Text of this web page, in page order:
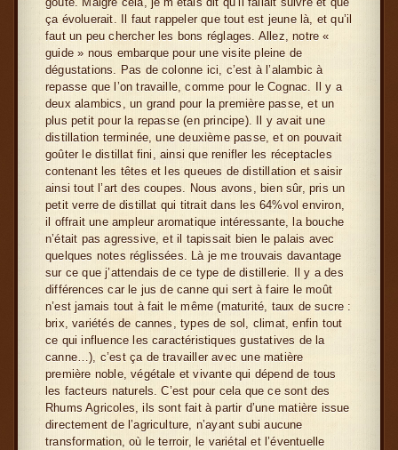
ça évoluerait. Il faut rappeler que tout est jeune là, et qu’il
faut un peu chercher les bons réglages. Allez, notre «
guide » nous embarque pour une visite pleine de
dégustations. Pas de colonne ici, c’est à l’alambic à
repasse que l’on travaille, comme pour le Cognac. Il y a
deux alambics, un grand pour la première passe, et un
plus petit pour la repasse (en principe). Il y avait une
distillation terminée, une deuxième passe, et on pouvait
goûter le distillat fini, ainsi que renifler les réceptacles
contenant les têtes et les queues de distillation et saisir
ainsi tout l’art des coupes. Nous avons, bien sûr, pris un
petit verre de distillat qui titrait dans les 64%vol environ,
il offrait une ampleur aromatique intéressante, la bouche
n’était pas agressive, et il tapissait bien le palais avec
quelques notes réglissées. Là je me trouvais davantage
sur ce que j’attendais de ce type de distillerie. Il y a des
différences car le jus de canne qui sert à faire le moût
n’est jamais tout à fait le même (maturité, taux de sucre :
brix, variétés de cannes, types de sol, climat, enfin tout
ce qui influence les caractéristiques gustatives de la
canne…), c’est ça de travailler avec une matière
première noble, végétale et vivante qui dépend de tous
les facteurs naturels. C’est pour cela que ce sont des
Rhums Agricoles, ils sont fait à partir d’une matière issue
directement de l’agriculture, n’ayant subi aucune
transformation, où le terroir, le variétal et l’éventuelle